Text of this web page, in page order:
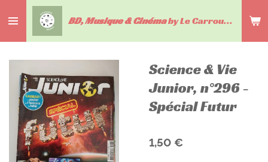
au
contenu
BD, Musique & Cinémaby Le Carrousel du livre
Science & Vie
Junior, n°296 -
Spécial Futur
1,50 €